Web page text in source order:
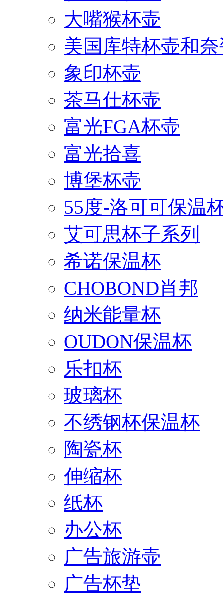
大嘴猴杯壶
美国库特杯壶和
象印杯壶
茶马仕杯壶
富光FGA杯壶
富光拾喜
博堡杯壶
55度-洛可可保温
艾可思杯子系列
希诺保温杯
CHOBOND肖邦
纳米能量杯
OUDON保温杯
乐扣杯
玻璃杯
不绣钢杯保温杯
陶瓷杯
伸缩杯
纸杯
办公杯
广告旅游壶
广告杯垫